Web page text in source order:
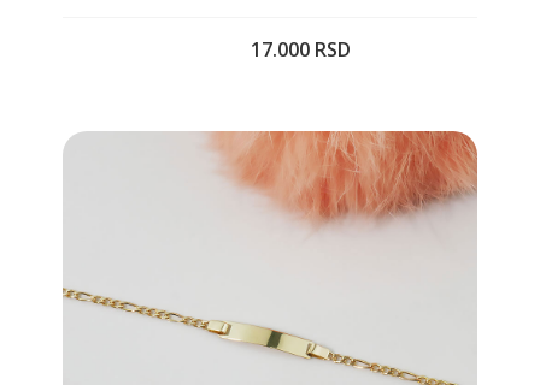
17.000 RSD